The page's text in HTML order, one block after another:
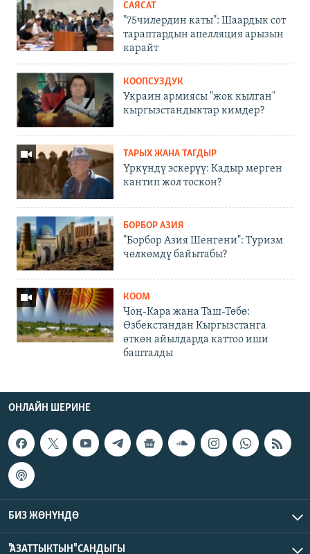
САЯСАТ
"75чилердин каты": Шаардык сот
тараптардын апелляция арызын
карайт
КООПСУЗДУК
Украин армиясы "жок кылган"
кыргызстандыктар кимдер?
ТАРЫХ ЖАНА ТАГДЫР
Үркүндү эскерүү: Кадыр мерген
кантип жол тоскон?
БОРБОР АЗИЯ
"Борбор Азия Шенгени": Туризм
чөлкөмдү байытабы?
КООМ
Чоң-Кара жана Таш-Төбө:
Өзбекстандан Кыргызстанга
өткөн айылдарда каттоо иши
башталды
ОНЛАЙН ШЕРИНЕ
БИЗ ЖӨНҮНДӨ
"АЗАТТЫКТЫН" САНДЫГЫ